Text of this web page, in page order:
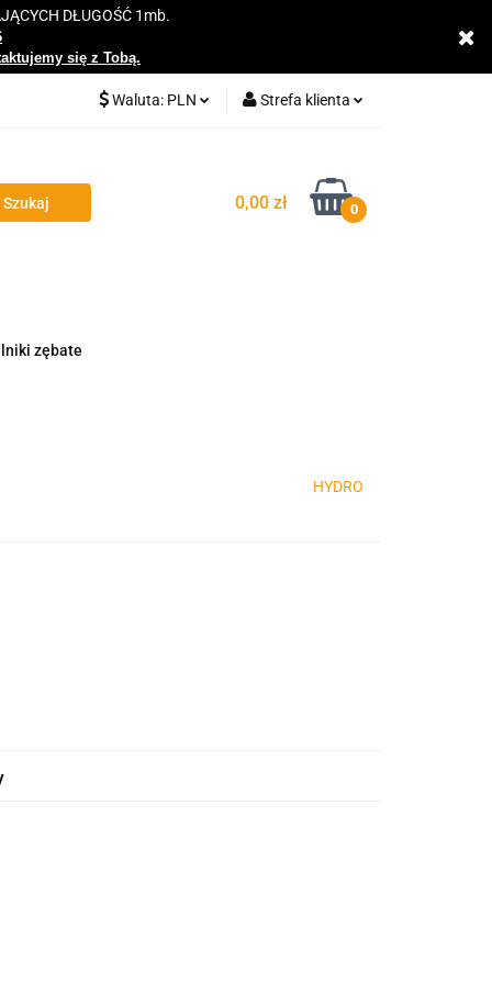
DŁUGOŚĆ 1mb.
się z Tobą.
Waluta: PLN Strefa klienta
Zarejestruj się
Dodaj zgłoszenie
0,00 zł 0
zębate
HYDRO